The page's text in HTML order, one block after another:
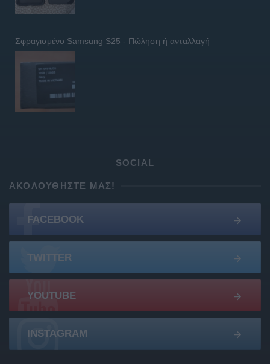
Σφραγισμένο Samsung S25 - Πώληση ή ανταλλαγή
SOCIAL
ΑΚΟΛΟΥΘΉΣΤΕ ΜΑΣ!
FACEBOOK
TWITTER
YOUTUBE
INSTAGRAM